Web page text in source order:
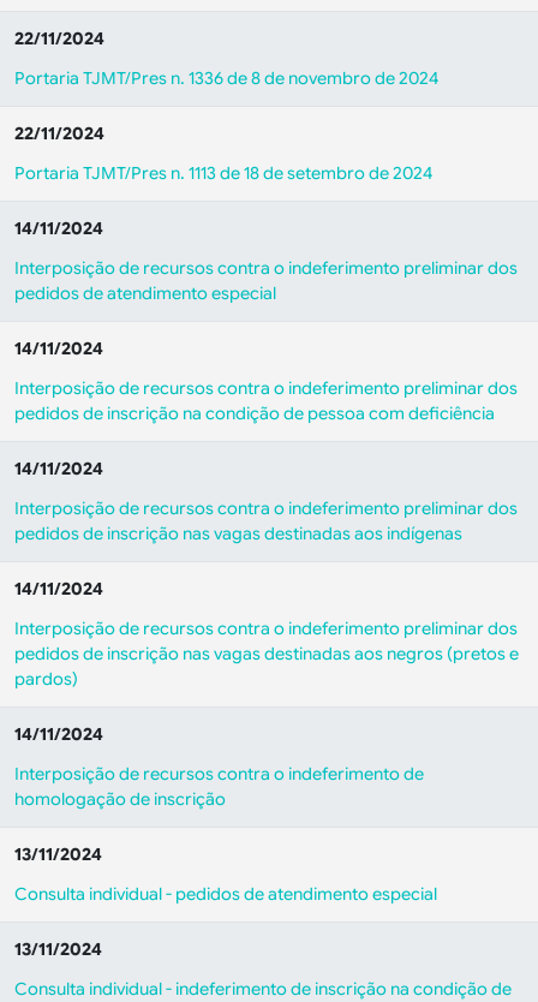
22/11/2024
Portaria TJMT/Pres n. 1336 de 8 de novembro de 2024
22/11/2024
Portaria TJMT/Pres n. 1113 de 18 de setembro de 2024
14/11/2024
Interposição de recursos contra o indeferimento preliminar dos
pedidos de atendimento especial
14/11/2024
Interposição de recursos contra o indeferimento preliminar dos
pedidos de inscrição na condição de pessoa com deficiência
14/11/2024
Interposição de recursos contra o indeferimento preliminar dos
pedidos de inscrição nas vagas destinadas aos indígenas
14/11/2024
Interposição de recursos contra o indeferimento preliminar dos
pedidos de inscrição nas vagas destinadas aos negros (pretos e
pardos)
14/11/2024
Interposição de recursos contra o indeferimento de
homologação de inscrição
13/11/2024
Consulta individual - pedidos de atendimento especial
13/11/2024
Consulta individual - indeferimento de inscrição na condição de